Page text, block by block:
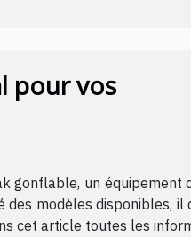
pour vos
gonflable, un équipement
des modèles disponibles, il
cet article toutes les